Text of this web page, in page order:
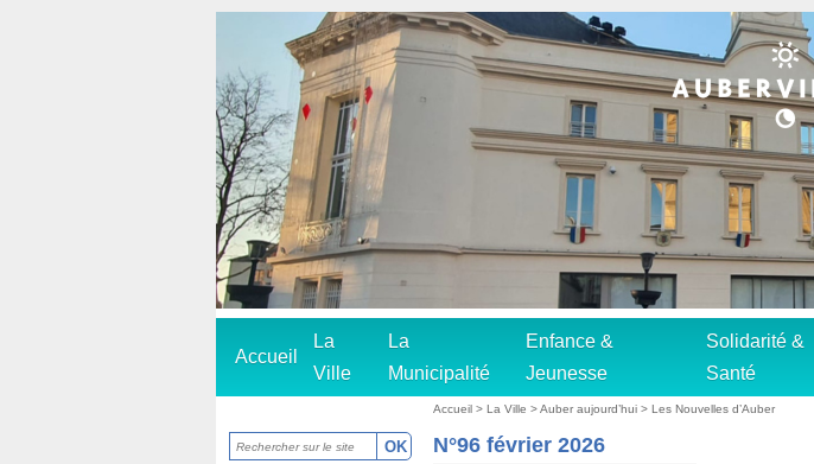
Accueil
La
Ville
La
Municipalité
Enfance &
Jeunesse
Solidarité &
Santé
Accueil >La Ville>Auber aujourd’hui>Les Nouvelles d’Auber
N°96 février 2026